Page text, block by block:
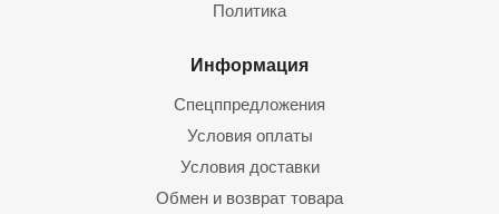
Политика
Информация
Спецппредложения
Условия оплаты
Условия доставки
Обмен и возврат товара